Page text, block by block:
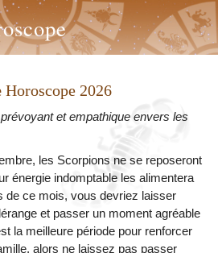
Horoscope 2026
et empathique envers les
les Scorpions ne se reposeront
énergie indomptable les alimentera
de ce mois, vous devriez laisser
et passer un moment agréable
la meilleure période pour renforcer
alors ne laissez pas passer